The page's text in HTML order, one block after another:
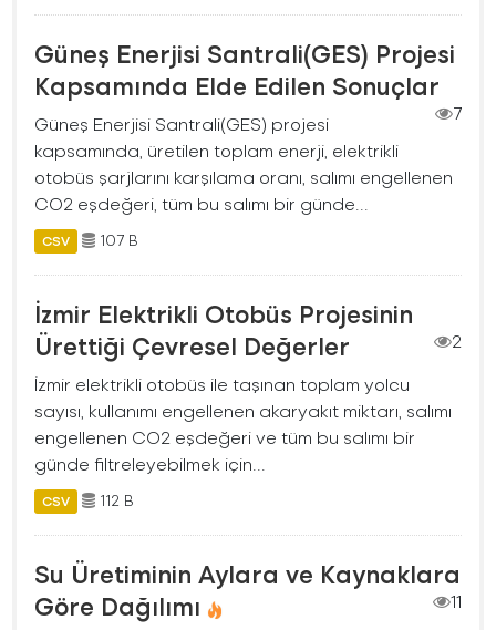
Güneş Enerjisi Santrali(GES) Projesi
Kapsamında Elde Edilen Sonuçlar
7
Güneş Enerjisi Santrali(GES) projesi
kapsamında, üretilen toplam enerji, elektrikli
otobüs şarjlarını karşılama oranı, salımı engellenen
CO2 eşdeğeri, tüm bu salımı bir günde...
CSV 107 B
İzmir Elektrikli Otobüs Projesinin
Ürettiği Çevresel Değerler
2
İzmir elektrikli otobüs ile taşınan toplam yolcu
sayısı, kullanımı engellenen akaryakıt miktarı, salımı
engellenen CO2 eşdeğeri ve tüm bu salımı bir
günde filtreleyebilmek için...
CSV 112 B
Su Üretiminin Aylara ve Kaynaklara
Göre Dağılımı
11